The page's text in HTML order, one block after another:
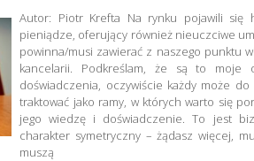
Autor: Piotr Krefta Na rynku pojawili się
pieniądze, oferujący również nieuczciwe
powinna/musi zawierać z naszego punktu
kancelarii. Podkreślam, że są to moje
doświadczenia, oczywiście każdy może
traktować jako ramy, w których warto się
jego wiedzę i doświadczenie. To jest
charakter symetryczny – żądasz więcej,
muszą